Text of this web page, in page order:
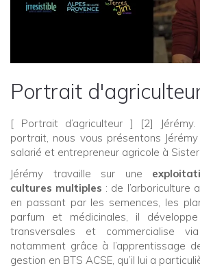
Portrait
[ Portrait d’agriculteur ] [2]
portrait, nous vous présentons
salarié et entrepreneur agricole à
Jérémy travaille sur une
cultures multiples : de l’arboriculture
en passant par les semences, les
parfum et médicinales, il
transversales et commercialise
notamment grâce à l’apprentissage
gestion en BTS ACSE, qu’il lui a